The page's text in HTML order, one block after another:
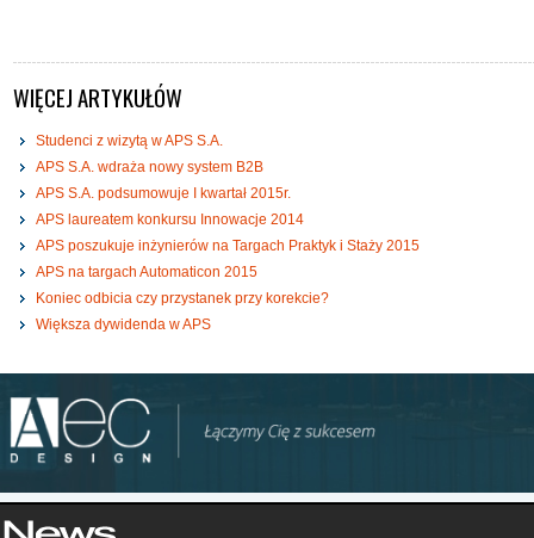
WIĘCEJ ARTYKUŁÓW
Studenci z wizytą w APS S.A.
APS S.A. wdraża nowy system B2B
APS S.A. podsumowuje I kwartał 2015r.
APS laureatem konkursu Innowacje 2014
APS poszukuje inżynierów na Targach Praktyk i Staży 2015
APS na targach Automaticon 2015
Koniec odbicia czy przystanek przy korekcie?
Większa dywidenda w APS